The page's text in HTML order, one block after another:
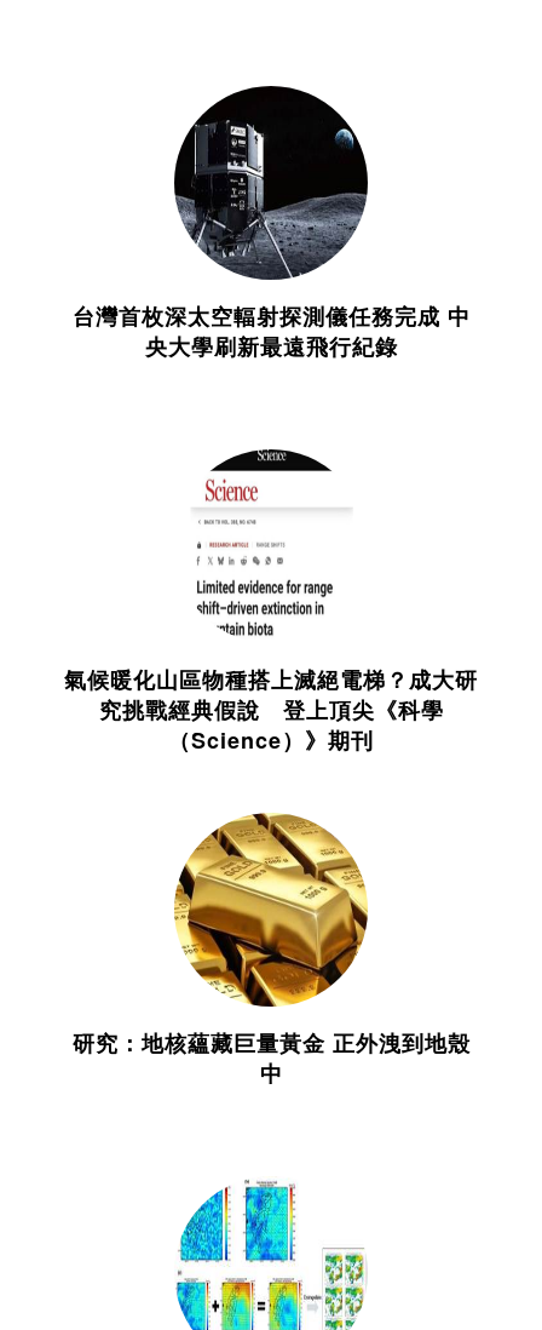
台灣首枚深太空輻射探測儀任務完成 中
央大學刷新最遠飛行紀錄
氣候暖化山區物種搭上滅絕電梯？成大研
究挑戰經典假說 登上頂尖《科學
（Science）》期刊
研究：地核蘊藏巨量黃金 正外洩到地殼
中